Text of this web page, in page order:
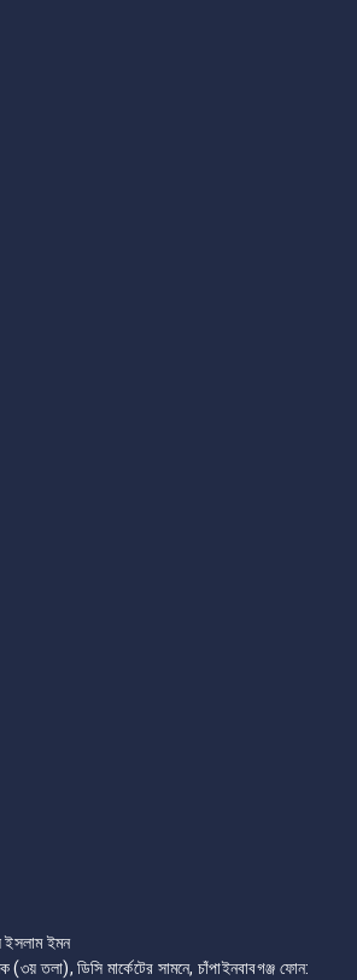
ইসলাম ইমন
(৩য় তলা), ডিসি মার্কেটের সামনে, চাঁপাইনবাবগঞ্জ ফোন: